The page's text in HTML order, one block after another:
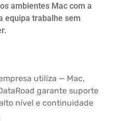
ambientes Mac com a
equipa trabalhe sem
utiliza — Mac,
garante suporte
nível e continuidade